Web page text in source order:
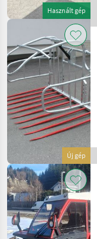
Használt gép
Új gép